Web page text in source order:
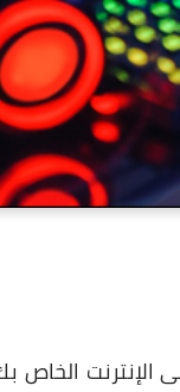
الإنترنت